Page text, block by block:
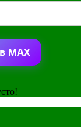
MAX